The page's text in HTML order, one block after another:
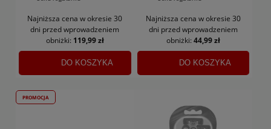
Najniższa cena w okresie 30
dni przed wprowadzeniem
obniżki: 119,99 zł
DO KOSZYKA
Najniższa cena w okresie 30
dni przed wprowadzeniem
obniżki: 44,99 zł
DO KOSZYKA
PROMOCJA